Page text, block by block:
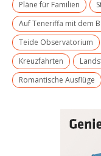
Pläne für Familien
Auf Teneriffa mit dem
Teide Observatorium
Kreuzfahrten
Romantische Ausflüge